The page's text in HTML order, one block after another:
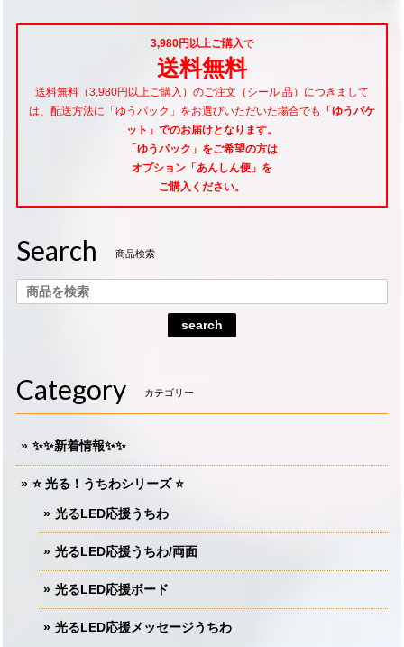
3,980円以上ご購入で
送料無料
送料無料（3,980円以上ご購入）のご注文（シール 品）につきまして
は、配送方法に「ゆうパック」をお選びいただいた場合でも
「ゆうパケ
ット」でのお届けとなります。
「ゆうパック」をご希望の方は
オプション「あんしん便」 を
ご購入ください。
Search 商品検索
search
Category カテゴリー
✨✨新着情報✨✨
⭐️ 光る！うちわシリーズ ⭐️
光るLED応援うちわ
光るLED応援うちわ/両面
光るLED応援ボード
光るLED応援メッセージうちわ